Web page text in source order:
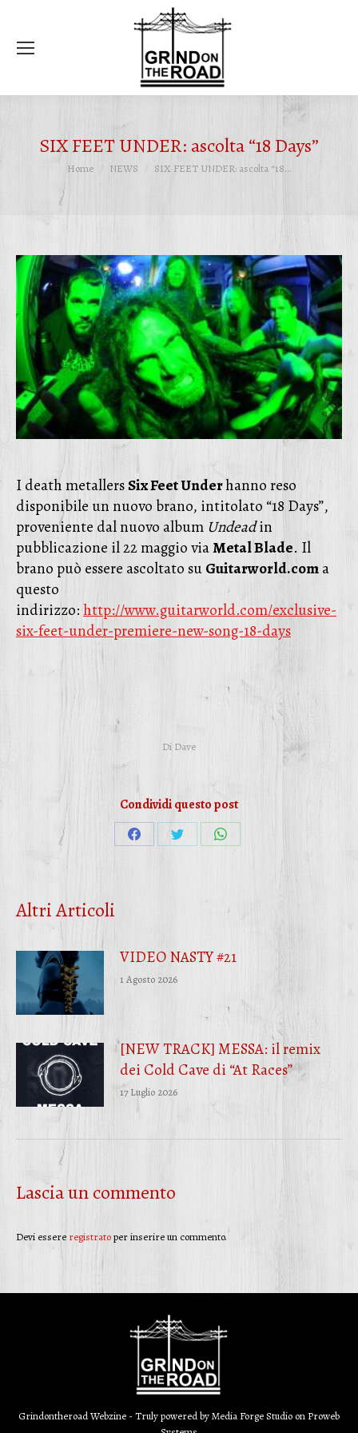
SIX FEET UNDER: ascolta “18 Days”
Tu sei qui:
Home NEWS SIX FEET UNDER: ascolta “18…
I death metallersSix Feet Underhanno reso
disponibile un nuovo brano, intitolato “18 Days”,
proveniente dal nuovo album Undeadin
pubblicazione il 22 maggio viaMetal Blade. Il
brano può essere ascoltato suGuitarworld.coma
questo
indirizzo:http://www.guitarworld.com/exclusive-
six-feet-under-premiere-new-song-18-days
Di Dave
Condividi questo post
CondividiCondividiCondividi
Altri Articoli
VIDEO NASTY #21
1 Agosto 2026
[NEW TRACK] MESSA: il remix
dei Cold Cave di “At Races”
17 Luglio 2026
Lascia un commento
Devi essere registratoper inserire un commento.
Grindontheroad Webzine - Truly powered byMedia Forge Studio on Proweb